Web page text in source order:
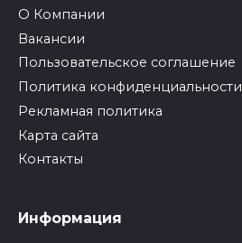
О Компании
Вакансии
Пользовательское соглашение
Политика конфиденциальности
Рекламная политика
Карта сайта
Контакты
Информация